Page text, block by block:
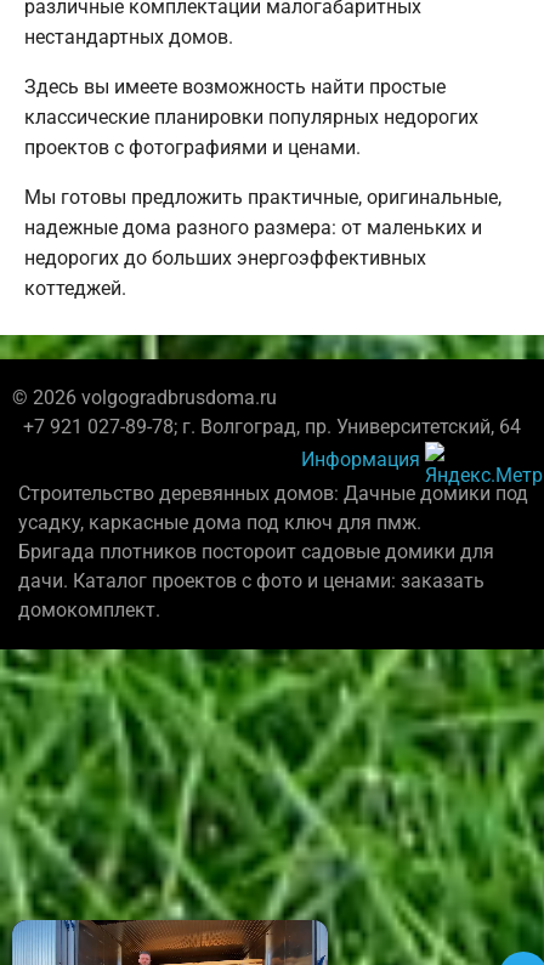
различные комплектации малогабаритных
нестандартных домов.
Здесь вы имеете возможность найти простые
классические планировки популярных недорогих
проектов с фотографиями и ценами.
Мы готовы предложить практичные, оригинальные,
надежные дома разного размера: от маленьких и
недорогих до больших энергоэффективных
коттеджей.
© 2026 volgogradbrusdoma.ru
+7 921 027-89-78; г. Волгоград, пр. Университетский, 64
Информация
Строительство деревянных домов: Дачные домики под
усадку, каркасные дома под ключ для пмж.
Бригада плотников постороит садовые домики для
дачи. Каталог проектов с фото и ценами: заказать
домокомплект.